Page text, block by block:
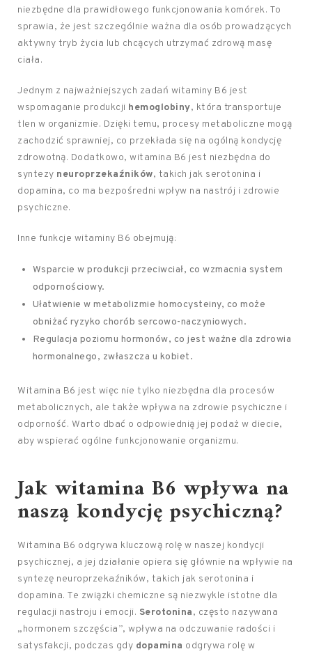
niezbędne dla prawidłowego funkcjonowania komórek. To
sprawia, że jest szczególnie ważna dla osób prowadzących
aktywny tryb życia lub chcących utrzymać zdrową masę
ciała.
Jednym z najważniejszych zadań witaminy B6 jest
wspomaganie produkcji hemoglobiny, która transportuje
tlen w organizmie. Dzięki temu, procesy metaboliczne mogą
zachodzić sprawniej, co przekłada się na ogólną kondycję
zdrowotną. Dodatkowo, witamina B6 jest niezbędna do
syntezy neuroprzekaźników, takich jak serotonina i
dopamina, co ma bezpośredni wpływ na nastrój i zdrowie
psychiczne.
Inne funkcje witaminy B6 obejmują:
Wsparcie w produkcji przeciwciał, co wzmacnia system
odpornościowy.
Ułatwienie w metabolizmie homocysteiny, co może
obniżać ryzyko chorób sercowo-naczyniowych.
Regulacja poziomu hormonów, co jest ważne dla zdrowia
hormonalnego, zwłaszcza u kobiet.
Witamina B6 jest więc nie tylko niezbędna dla procesów
metabolicznych, ale także wpływa na zdrowie psychiczne i
odporność. Warto dbać o odpowiednią jej podaż w diecie,
aby wspierać ogólne funkcjonowanie organizmu.
Jak witamina B6 wpływa na
naszą kondycję psychiczną?
Witamina B6 odgrywa kluczową rolę w naszej kondycji
psychicznej, a jej działanie opiera się głównie na wpływie na
syntezę neuroprzekaźników, takich jak serotonina i
dopamina. Te związki chemiczne są niezwykle istotne dla
regulacji nastroju i emocji. Serotonina, często nazywana
„hormonem szczęścia”, wpływa na odczuwanie radości i
satysfakcji, podczas gdy dopamina odgrywa rolę w